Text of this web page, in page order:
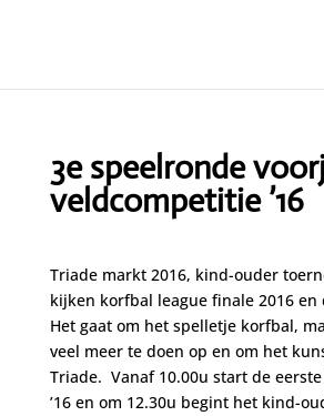
3e speelronde
veldcompetitie ’16
Triade markt 2016, kind-ouder
kijken korfbal league finale 2016
Het gaat om het spelletje korfbal,
veel meer te doen op en om het
Triade. Vanaf 10.00u start de
’16 en om 12.30u begint het kind-